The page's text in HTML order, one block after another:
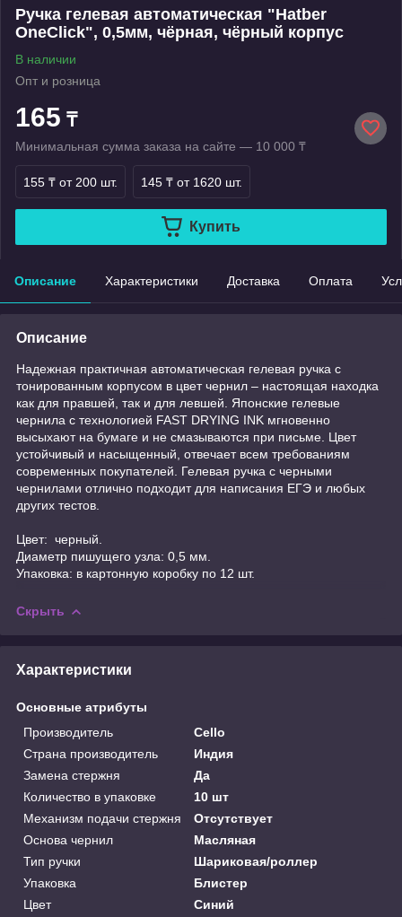
Ручка гелевая автоматическая "Hatber
OneClick", 0,5мм, чёрная, чёрный корпус
В наличии
Опт и розница
165 ₸
Минимальная сумма заказа на сайте — 10 000 ₸
155 ₸ от 200 шт. 145 ₸ от 1620 шт.
Купить
Описание Характеристики Доставка Оплата
Описание
Надежная практичная автоматическая гелевая ручка с
тонированным корпусом в цвет чернил – настоящая находка
как для правшей, так и для левшей. Японские гелевые
чернила с технологией FAST DRYING INK мгновенно
высыхают на бумаге и не смазываются при письме. Цвет
устойчивый и насыщенный, отвечает всем требованиям
современных покупателей. Гелевая ручка с черными
чернилами отлично подходит для написания ЕГЭ и любых
других тестов.
Цвет: черный.
Диаметр пишущего узла: 0,5 мм.
Упаковка: в картонную коробку по 12 шт.
Скрыть
Характеристики
Основные атрибуты
Производитель
Cello
Страна производитель
Индия
Замена стержня
Да
Количество в упаковке
10 шт
Механизм подачи стержня
Отсутствует
Основа чернил
Масляная
Тип ручки
Шариковая/роллер
Упаковка
Блистер
Цвет
Синий